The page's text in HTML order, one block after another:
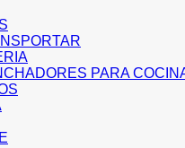
PARA